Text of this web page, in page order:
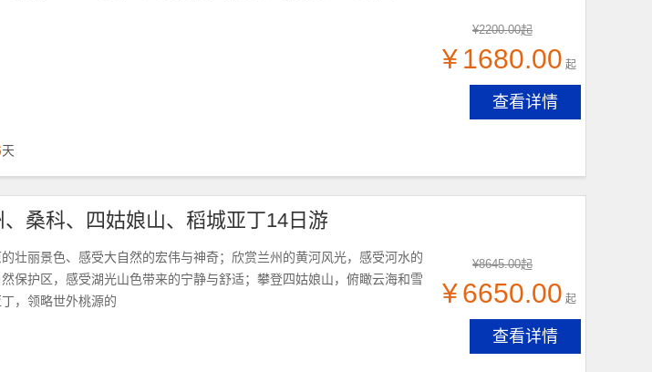
天
¥2200.00起
¥ 1680.00 起
查看详情
桑科、四姑娘山、稻城亚丁14日游
壮丽景色、感受大自然的宏伟与神奇；欣赏兰州的黄河风光，感受河水的
保护区，感受湖光山色带来的宁静与舒适；攀登四姑娘山，俯瞰云海和雪
，领略世外桃源的
¥8645.00起
¥6650.00 起
查看详情